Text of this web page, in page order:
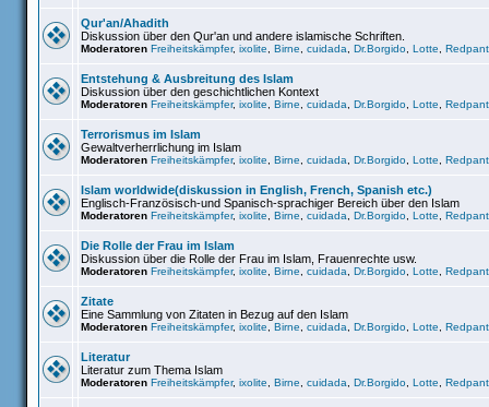
Qur'an/Ahadith
Diskussion über den Qur'an und andere islamische Schriften.
Moderatoren Freiheitskämpfer, ixolite Birne cuidada Dr.Borgido Lotte
Entstehung & Ausbreitung des Islam
Diskussion über den geschichtlichen Kontext
Moderatoren Freiheitskämpfer, ixolite Birne cuidada Dr.Borgido Lotte
Terrorismus im Islam
Gewaltverherrlichung im Islam
Moderatoren Freiheitskämpfer, ixolite Birne cuidada Dr.Borgido Lotte
Islam worldwide(diskussion in English, French, Spanish etc.)
Englisch-Französisch-und Spanisch-sprachiger Bereich über den Islam
Moderatoren Freiheitskämpfer, ixolite Birne cuidada Dr.Borgido Lotte
Die Rolle der Frau im Islam
Diskussion über die Rolle der Frau im Islam, Frauenrechte usw.
Moderatoren Freiheitskämpfer, ixolite Birne cuidada Dr.Borgido Lotte
Zitate
Eine Sammlung von Zitaten in Bezug auf den Islam
Moderatoren Freiheitskämpfer, ixolite Birne cuidada Dr.Borgido Lotte
Literatur
Literatur zum Thema Islam
Moderatoren Freiheitskämpfer, ixolite Birne cuidada Dr.Borgido Lotte